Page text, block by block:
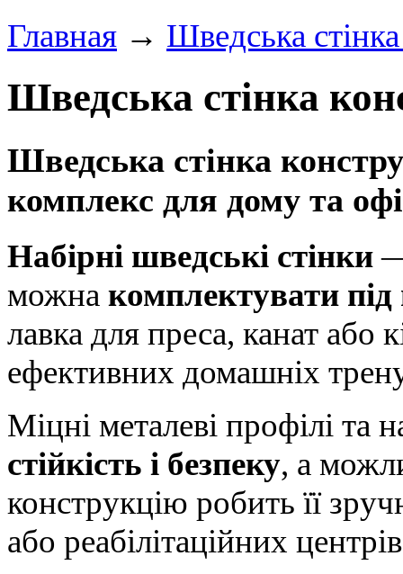
Главная → Шведська
Шведська стінка
Шведська стінка
комплекс для дому та
Набірні шведські стінки—
можна комплектувати під
лавка для преса, канат або
ефективних домашніх
Міцні металеві профілі та
стійкість і безпеку, а
конструкцію робить її
або реабілітаційних